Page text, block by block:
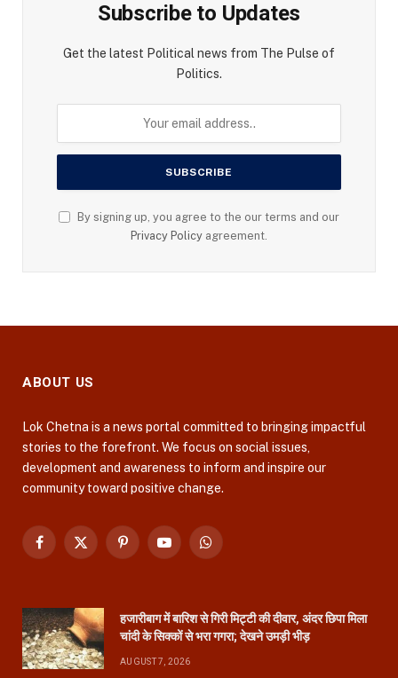
Subscribe to Updates
Get the latest Political news from The Pulse of
Politics.
By signing up, you agree to the our terms and our
Privacy Policy agreement.
ABOUT US
Lok Chetna is a news portal committed to bringing impactful
stories to the forefront. We focus on social issues,
development and awareness to inform and inspire our
community toward positive change.
Facebook
X
PinterestYouTubeWhatsApp
हजारीबाग में बारिश से गिरी मिट्टी की दीवार, अंदर छिपा मिला
चांदी के सिक्कों से भरा गगरा; देखने उमड़ी भीड़
AUGUST 7, 2026